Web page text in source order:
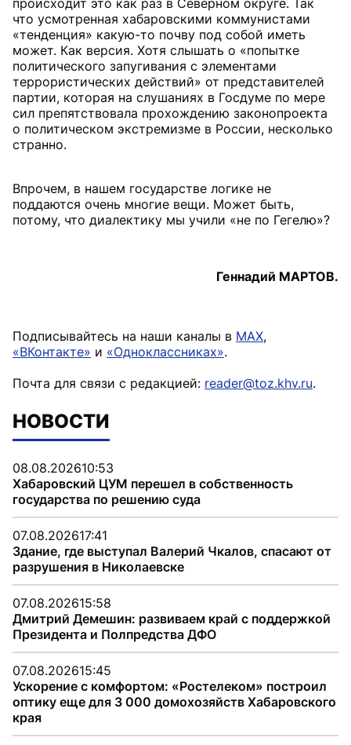
происходит это как раз в Северном округе. Так
что усмотренная хабаровскими коммунистами
«тенденция» какую-то почву под собой иметь
может. Как версия. Хотя слышать о «попытке
политического запугивания с элементами
террористических действий» от представителей
партии, которая на слушаниях в Госдуме по мере
сил препятствовала прохождению законопроекта
о политическом экстремизме в России, несколько
странно.
Впрочем, в нашем государстве логике не
поддаются очень многие вещи. Может быть,
потому, что диалектику мы учили «не по Гегелю»?
Геннадий МАРТОВ.
Подписывайтесь на наши каналы в MAX,
«ВКонтакте» и «Одноклассниках».
Почта для связи с редакцией: reader@toz.khv.ru.
НОВОСТИ
08.08.202610:53
Хабаровский ЦУМ перешел в собственность
государства по решению суда
07.08.202617:41
Здание, где выступал Валерий Чкалов, спасают от
разрушения в Николаевске
07.08.202615:58
Дмитрий Демешин: развиваем край с поддержкой
Президента и Полпредства ДФО
07.08.202615:45
Ускорение с комфортом: «Ростелеком» построил
оптику еще для 3 000 домохозяйств Хабаровского
края